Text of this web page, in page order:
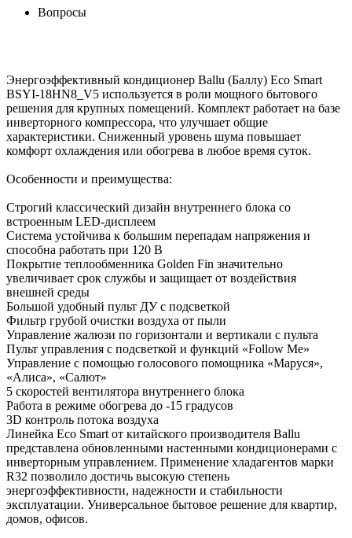
Вопросы
Энергоэффективный кондиционер Ballu (Баллу) Eco Smart
BSYI-18HN8_V5 используется в роли мощного бытового
решения для крупных помещений. Комплект работает на базе
инверторного компрессора, что улучшает общие
характеристики. Сниженный уровень шума повышает
комфорт охлаждения или обогрева в любое время суток.
Особенности и преимущества:
Строгий классический дизайн внутреннего блока со
встроенным LED-дисплеем
Система устойчива к большим перепадам напряжения и
способна работать при 120 В
Покрытие теплообменника Golden Fin значительно
увеличивает срок службы и защищает от воздействия
внешней среды
Большой удобный пульт ДУ с подсветкой
Фильтр грубой очистки воздуха от пыли
Управление жалюзи по горизонтали и вертикали с пульта
Пульт управления с подсветкой и функций «Follow Me»
Управление с помощью голосового помощника «Маруся»,
«Алиса», «Салют»
5 скоростей вентилятора внутреннего блока
Работа в режиме обогрева до -15 градусов
3D контроль потока воздуха
Линейка Eco Smart от китайского производителя Ballu
представлена обновленными настенными кондиционерами с
инверторным управлением. Применение хладагентов марки
R32 позволило достичь высокую степень
энергоэффективности, надежности и стабильности
эксплуатации. Универсальное бытовое решение для квартир,
домов, офисов.